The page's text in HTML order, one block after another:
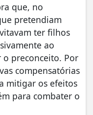
que, no
pretendiam
ter filhos
ao
preconceito. Por
compensatórias
mitigar os efeitos
para combater o